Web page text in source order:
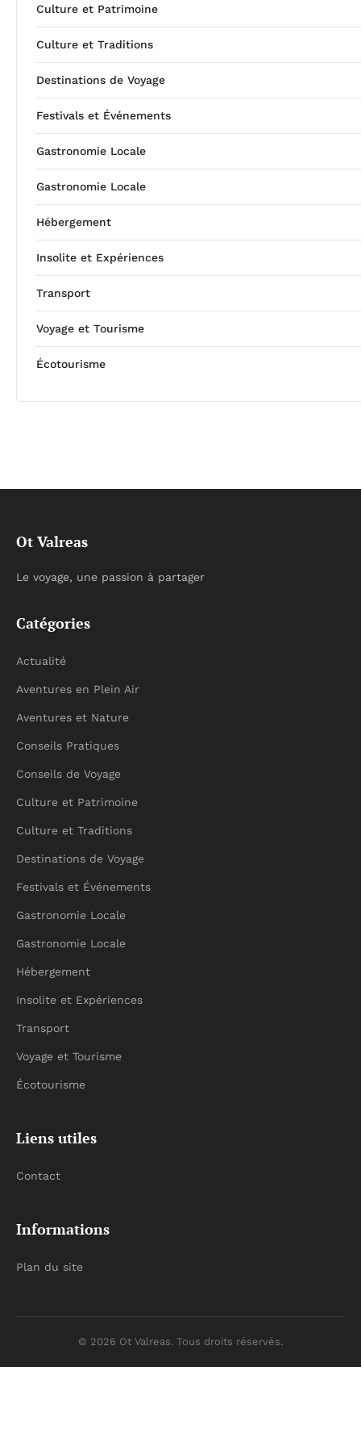
Culture et Patrimoine
Culture et Traditions
Destinations de Voyage
Festivals et Événements
Gastronomie Locale
Gastronomie Locale
Hébergement
Insolite et Expériences
Transport
Voyage et Tourisme
Écotourisme
Ot Valreas
Le voyage, une passion à partager
Catégories
Actualité
Aventures en Plein Air
Aventures et Nature
Conseils Pratiques
Conseils de Voyage
Culture et Patrimoine
Culture et Traditions
Destinations de Voyage
Festivals et Événements
Gastronomie Locale
Gastronomie Locale
Hébergement
Insolite et Expériences
Transport
Voyage et Tourisme
Écotourisme
Liens utiles
Contact
Informations
Plan du site
© 2026 Ot Valreas. Tous droits réservés.